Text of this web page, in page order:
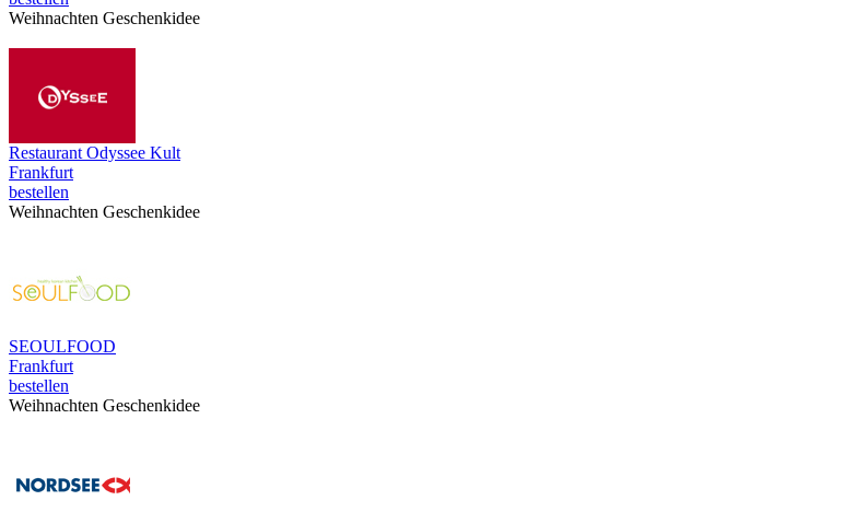
Weihnachten Geschenkidee
Restaurant Odyssee Kult
Frankfurt
bestellen
Weihnachten Geschenkidee
SEOULFOOD
Frankfurt
bestellen
Weihnachten Geschenkidee